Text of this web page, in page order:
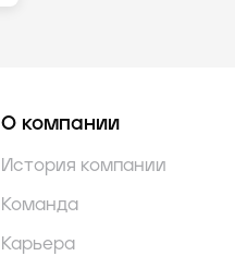
О компании
История компании
Команда
Карьера